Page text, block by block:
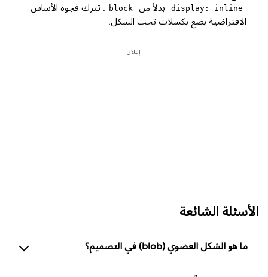
display: inline بدلاً من block . تترك فجوة الأساس
الافتراضية بضع بكسلات تحت الشكل.
إعلان
الأسئلة الشائعة
ما هو الشكل العضوي (blob) في التصميم؟